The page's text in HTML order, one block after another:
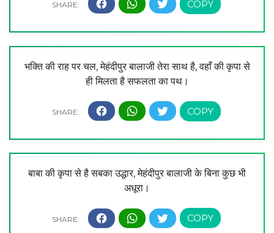
भक्ति की राह पर चल, मेहंदीपुर बालाजी तेरा साथ है, वहाँ की कृपा से
ही मिलता है सफलता का पथ।
बाबा की कृपा से है सबका उद्धार, मेहंदीपुर बालाजी के बिना कुछ भी
अधूरा।